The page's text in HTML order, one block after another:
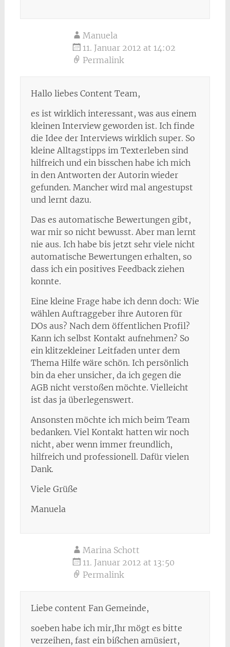
Manuela
11. Januar 2012 at 14:02
Permalink
Hallo liebes Content Team,
es ist wirklich interessant, was aus einem
kleinen Interview geworden ist. Ich finde
die Idee der Interviews wirklich super. So
kleine Alltagstipps im Texterleben sind
hilfreich und ein bisschen habe ich mich
in den Antworten der Autorin wieder
gefunden. Mancher wird mal angestupst
und lernt dazu.
Das es automatische Bewertungen gibt,
war mir so nicht bewusst. Aber man lernt
nie aus. Ich habe bis jetzt sehr viele nicht
automatische Bewertungen erhalten, so
dass ich ein positives Feedback ziehen
konnte.
Eine kleine Frage habe ich denn doch: Wie
wählen Auftraggeber ihre Autoren für
DOs aus? Nach dem öffentlichen Profil?
Kann ich selbst Kontakt aufnehmen? So
ein klitzekleiner Leitfaden unter dem
Thema Hilfe wäre schön. Ich persönlich
bin da eher unsicher, da ich gegen die
AGB nicht verstoßen möchte. Vielleicht
ist das ja überlegenswert.
Ansonsten möchte ich mich beim Team
bedanken. Viel Kontakt hatten wir noch
nicht, aber wenn immer freundlich,
hilfreich und professionell. Dafür vielen
Dank.
Viele Grüße
Manuela
Marina Schott
11. Januar 2012 at 13:50
Permalink
Liebe content Fan Gemeinde,
soeben habe ich mir,Ihr mögt es bitte
verzeihen, fast ein bißchen amüsiert,